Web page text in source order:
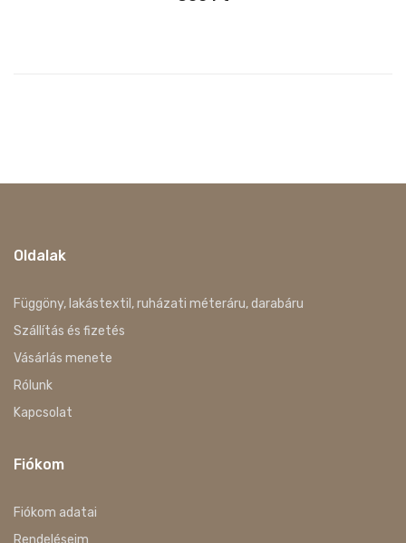
Oldalak
Függöny, lakástextil, ruházati méteráru, darabáru
Szállítás és fizetés
Vásárlás menete
Rólunk
Kapcsolat
Fiókom
Fiókom adatai
Rendeléseim